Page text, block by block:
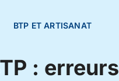
BTP ET ARTISANAT
: erreurs